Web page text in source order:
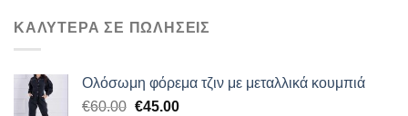
ΚΑΛΥΤΕΡΑ ΣΕ ΠΩΛΗΣΕΙΣ
Ολόσωμη φόρεμα τζιν με μεταλλικά κουμπιά
€60.00 Original
€45.00Η